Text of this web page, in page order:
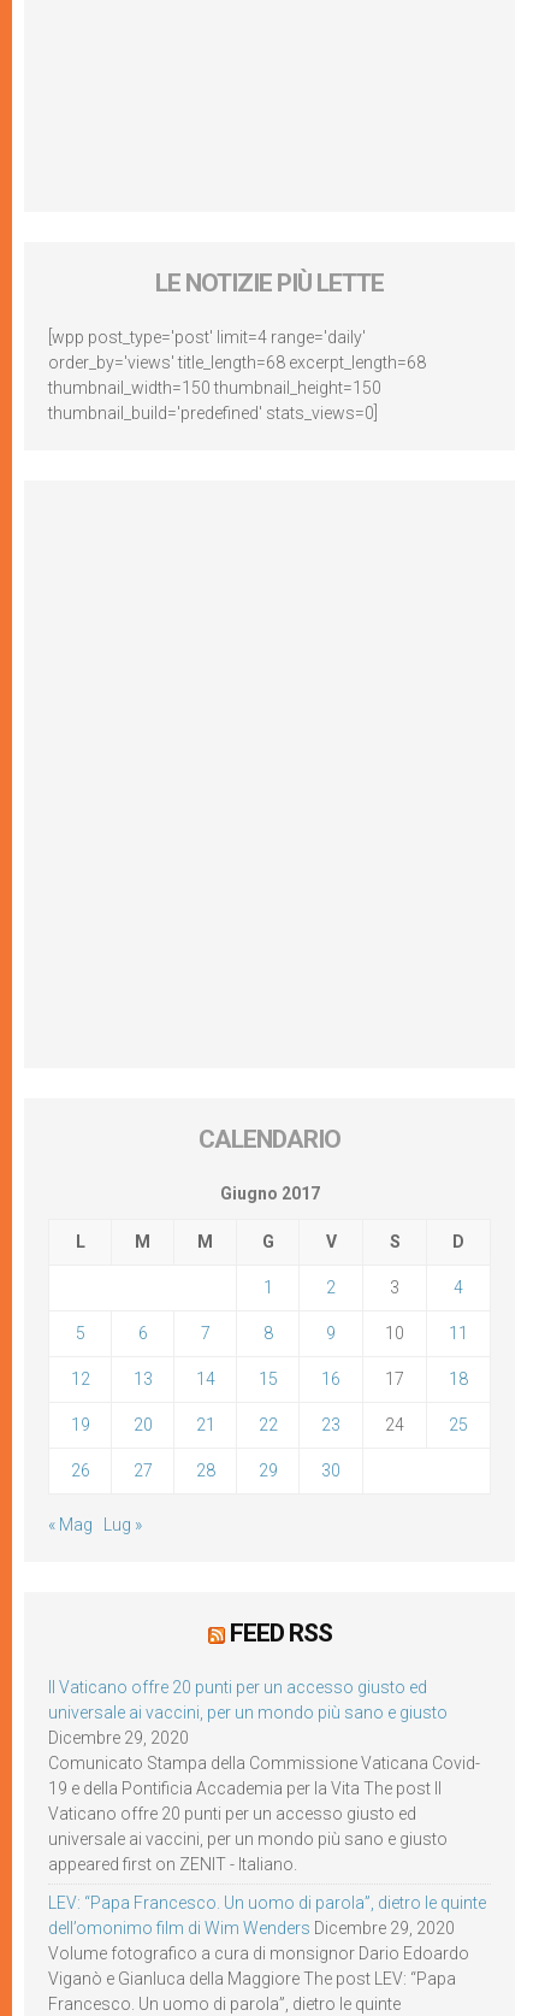
LE NOTIZIE PIÙ LETTE
[wpp post_type='post' limit=4 range='daily'
order_by='views' title_length=68 excerpt_length=68
thumbnail_width=150 thumbnail_height=150
thumbnail_build='predefined' stats_views=0]
CALENDARIO
Giugno 2017
L M M G V S D
1 2 3 4
5 6 7 8 9 10 11
12 13 14 15 16 17 18
19 20 21 22 23 24 25
26 27 28 29 30
« Mag Lug »
FEED RSS
Il Vaticano offre 20 punti per un accesso giusto ed
universale ai vaccini, per un mondo più sano e giusto
Dicembre 29, 2020
Comunicato Stampa della Commissione Vaticana Covid-
19 e della Pontificia Accademia per la Vita The post Il
Vaticano offre 20 punti per un accesso giusto ed
universale ai vaccini, per un mondo più sano e giusto
appeared first on ZENIT - Italiano.
LEV: “Papa Francesco. Un uomo di parola”, dietro le quinte
dell’omonimo film di Wim Wenders Dicembre 29, 2020
Volume fotografico a cura di monsignor Dario Edoardo
Viganò e Gianluca della Maggiore The post LEV: “Papa
Francesco. Un uomo di parola”, dietro le quinte